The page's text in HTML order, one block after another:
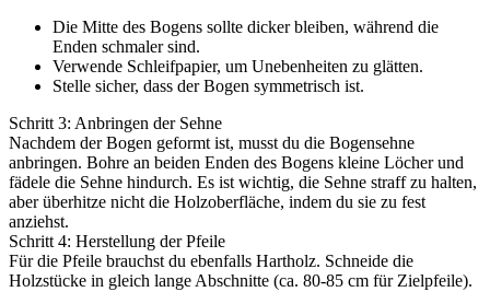
Die Mitte des Bogens sollte dicker bleiben, während die
Enden schmaler sind.
Verwende Schleifpapier, um Unebenheiten zu glätten.
Stelle sicher, dass der Bogen symmetrisch ist.
Schritt 3: Anbringen der Sehne
Nachdem der Bogen geformt ist, musst du die Bogensehne
anbringen. Bohre an beiden Enden des Bogens kleine Löcher und
fädele die Sehne hindurch. Es ist wichtig, die Sehne straff zu halten,
aber überhitze nicht die Holzoberfläche, indem du sie zu fest
anziehst.
Schritt 4: Herstellung der Pfeile
Für die Pfeile brauchst du ebenfalls Hartholz. Schneide die
Holzstücke in gleich lange Abschnitte (ca. 80-85 cm für Zielpfeile).